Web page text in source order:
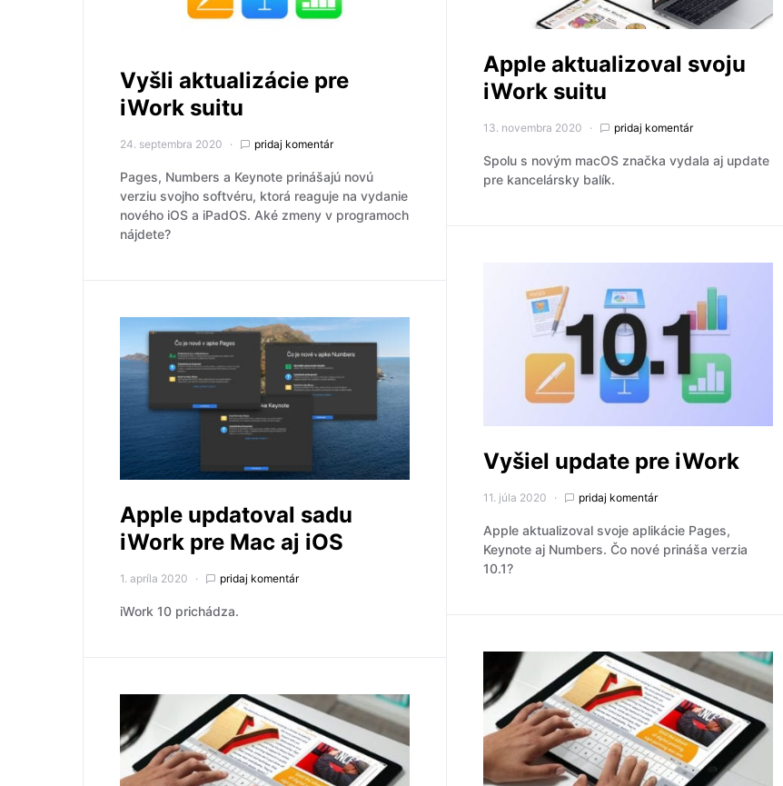
Vyšli aktualizácie pre
iWork suitu
24. septembra 2020 pridaj komentár
Pages, Numbers a Keynote prinášajú novú
verziu svojho softvéru, ktorá reaguje na vydanie
nového iOS a iPadOS. Aké zmeny v programoch
nájdete?
Apple updatoval sadu
iWork pre Mac aj iOS
1. apríla 2020 pridaj komentár
iWork 10 prichádza.
Apple aktualizoval svoju
iWork suitu
13. novembra 2020 pridaj komentár
Spolu s novým macOS značka vydala aj update
pre kancelársky balík.
Vyšiel update pre iWork
11. júla 2020 pridaj komentár
Apple aktualizoval svoje aplikácie Pages,
Keynote aj Numbers. Čo nové prináša verzia
10.1?